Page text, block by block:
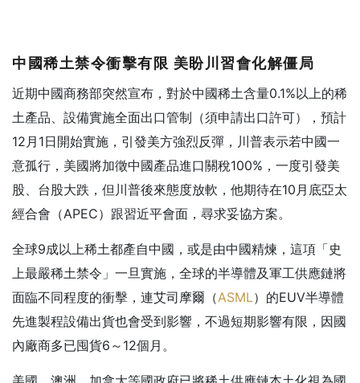
中國稀土禁令衝擊有限 美盼川習會化解僵局
近期中國商務部突然宣布，對於中國稀土含量0.1%以上的稀
土產品、設備實施全面出口管制（須申請出口許可），預計
12月1日開始實施，引發美方強烈反彈，川普表示若中國一
意孤行，美國將加徵中國產品進口關稅100%，一度引發美
股、台股大跌，但川普後來態度放軟，他期待在10月底亞太
經合會（APEC）跟習近平會面，尋求妥協方案。
全球9成以上稀土都產自中國，或是由中國精煉，這項「史
上最嚴稀土禁令」一旦實施，全球的半導體及軍工供應鏈將
面臨不同程度的衝擊，連艾司摩爾（ASML）的EUV半導體
先進製程設備出貨也會受到影響，不過短期影響有限，因國
內廠商多已囤貨6～12個月。